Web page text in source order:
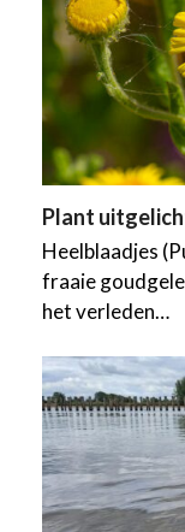
Plant
Heelblaadjes
fraaie
het verleden…